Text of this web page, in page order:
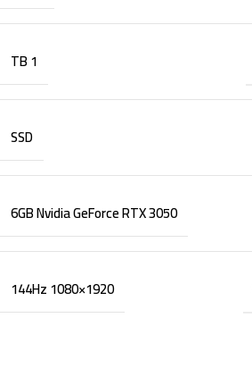
1 TB
SSD
6GB Nvidia GeForce RTX 3050
1920×1080 144Hz